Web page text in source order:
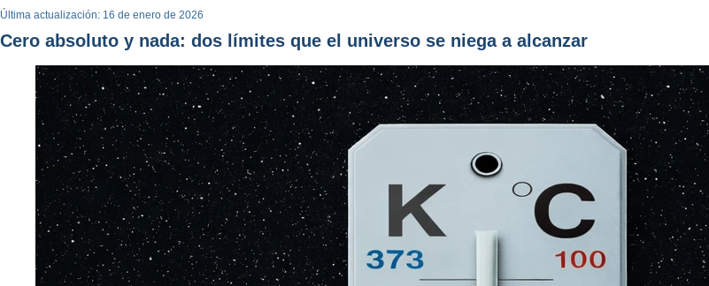
Última actualización: 16 de enero de 2026
Cero absoluto y nada: dos límites que el universo se niega a alcanzar